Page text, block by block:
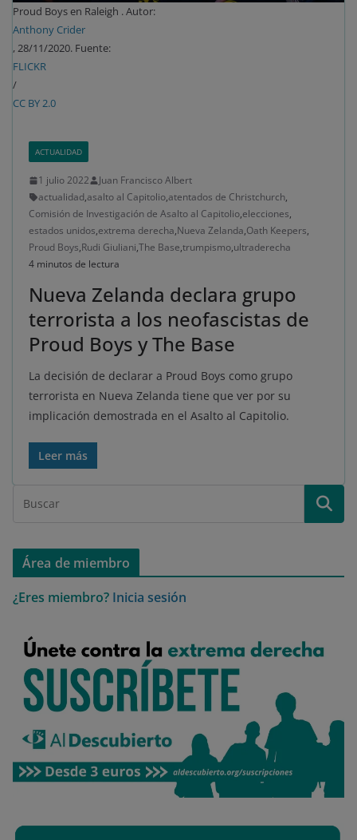
Proud Boys en Raleigh . Autor:
Anthony Crider
, 28/11/2020. Fuente:
FLICKR
/
CC BY 2.0
ACTUALIDAD
1 julio 2022
Juan Francisco Albert
actualidad,asalto al Capitolio,atentados de Christchurch,
Comisión de Investigación de Asalto al Capitolio,elecciones,
estados unidos,extrema derecha,Nueva Zelanda,Oath Keepers,
Proud Boys,Rudi Giuliani,The Base,trumpismo,ultraderecha
4 minutos de lectura
Nueva Zelanda declara grupo
terrorista a los neofascistas de
Proud Boys y The Base
La decisión de declarar a Proud Boys como grupo
terrorista en Nueva Zelanda tiene que ver por su
implicación demostrada en el Asalto al Capitolio.
Leer más
Área de miembro
¿Eres miembro? Inicia sesión